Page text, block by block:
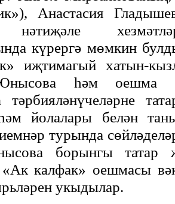
Анастасия
күрергә мөмкин
иҗтимагый хатын-
һәм оешма
тәрбияләнүчеләрне
һәм йолалары белән
турында
борынгы татар
калфак» оешмасы
укыдылар.